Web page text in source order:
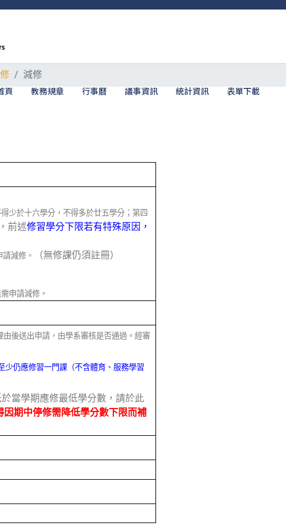
頁 教務規章 行事曆 議事資訊 統計資訊 表單下載
減修
少於十六學分，不得多於廿五學分；第四
，前述修習學分下限若有特殊原因，
減修。 （無修課仍須註冊）
申請減修。
後送出申請，由學系審核是否通過。經審
少仍應修習一門課（不含體育、服務學習
當學期應修最低學分數，請於此
因期中停修需降低學分數下限而補